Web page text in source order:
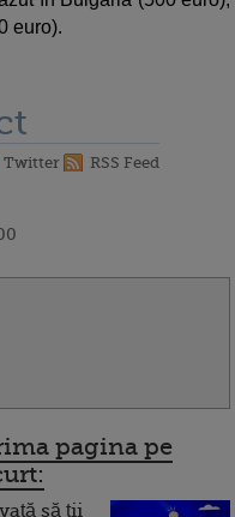
euro).
Twitter RSS Feed
pagina pe
să ții